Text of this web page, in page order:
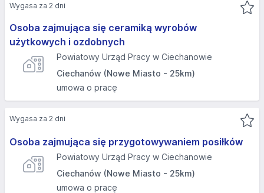
Osoba zajmująca się ceramiką wyrobów
użytkowych i ozdobnych
Powiatowy Urząd Pracy w Ciechanowie
Ciechanów (Nowe Miasto - 25km)
umowa o pracę
Wygasa za 2 dni
Osoba zajmująca się przygotowywaniem posiłków
Powiatowy Urząd Pracy w Ciechanowie
Ciechanów (Nowe Miasto - 25km)
umowa o pracę
Wygasa za 2 dni